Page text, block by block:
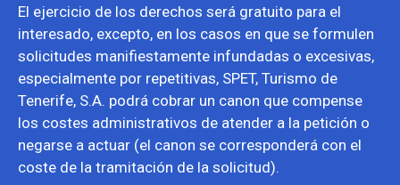
El ejercicio de los derechos será gratuito para el
interesado, excepto, en los casos en que se formulen
solicitudes manifiestamente infundadas o excesivas,
especialmente por repetitivas, SPET, Turismo de
Tenerife, S.A. podrá cobrar un canon que compense
los costes administrativos de atender a la petición o
negarse a actuar (el canon se corresponderá con el
coste de la tramitación de la solicitud).